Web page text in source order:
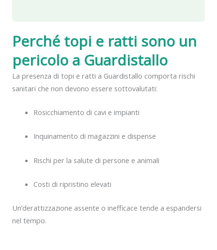
Perché topi e ratti sono un
pericolo a Guardistallo
La presenza di topi e ratti a Guardistallo comporta rischi
sanitari che non devono essere sottovalutati:
Rosicchiamento di cavi e impianti
Inquinamento di magazzini e dispense
Rischi per la salute di persone e animali
Costi di ripristino elevati
Un’derattizzazione assente o inefficace tende a espandersi
nel tempo.